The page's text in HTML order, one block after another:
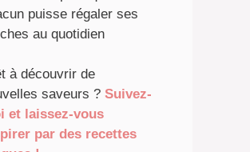
puisse régaler ses
au quotidien
à découvrir de
saveurs ? Suivez-
et laissez-vous
par des recettes